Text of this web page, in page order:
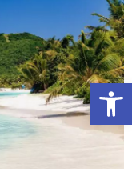
פתח סרגל נגישות